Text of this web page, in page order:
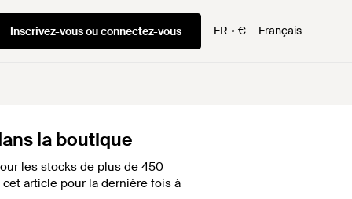
Inscrivez-vous ou connectez-vous FR € Français
la boutique
les stocks de plus de 450
article pour la dernière fois à